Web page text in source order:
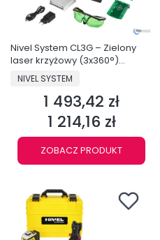
Nivel System CL3G – Zielony
laser krzyżowy (3x360°)
Bluetooth
PRODUCENT
NIVEL SYSTEM
Cena
1 493,42 zł
Cena
1 214,16 zł
ZOBACZ PRODUKT